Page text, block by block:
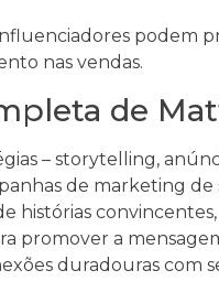
nas vendas.
de
– storytelling,
de marketing
histórias
promover a
duradouras com